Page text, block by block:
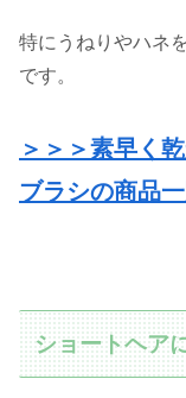
特にうねりやハネ
です。
＞＞＞素早く
ブラシの商品
ショートヘア